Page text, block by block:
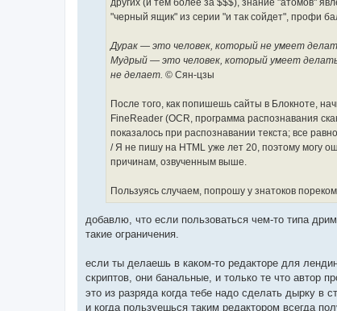
других (и тем более за $$$), знание "атомов"
"черный ящик" из серии "и так сойдет", профи
Дурак — это человек, который не умеет
Мудрый — это человек, который умеет
не делает. © Сян-цзы
После того, как попишешь сайты в Блокноте,
FineReader (OCR, программа распознавания
показалось при распознавании текста; все
/ Я не пишу на HTML уже лет 20, поэтому могу
причинам, озвученным выше.
Пользуясь случаем, попрошу у знатоков
добавлю, что если пользоваться чем-то типа
такие ограничения.
если ты делаешь в каком-то редакторе для
скриптов, они банальные, и только те что автор
это из разряда когда тебе надо сделать дырку в
и когда пользуешься таким редактором всегда